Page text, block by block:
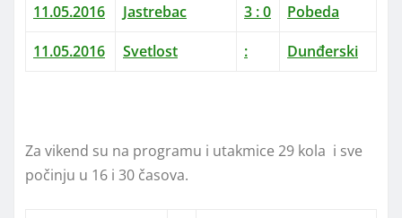
11.05.2016
Jastrebac 3 : 0
Pobeda
11.05.2016
Svetlost : Dunđerski
Za vikend su na programu i utakmice 29 kola i sve
počinju u 16 i 30 časova.